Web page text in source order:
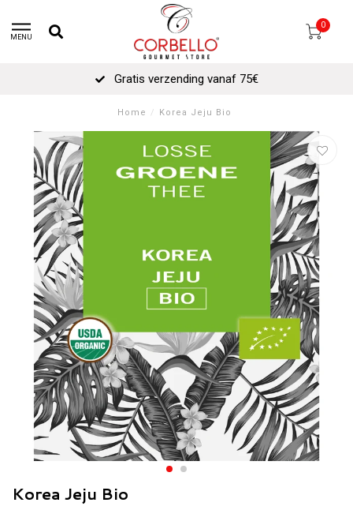
MENU
0
Gratis verzending vanaf 75€
Home / Korea Jeju Bio
Korea Jeju Bio